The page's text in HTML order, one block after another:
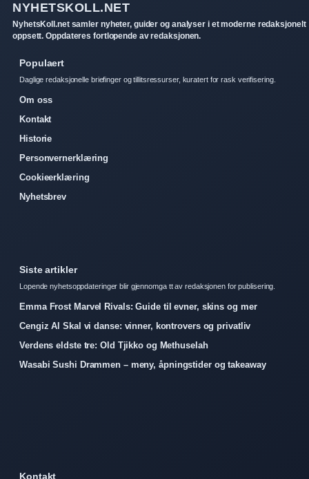
NYHETSKOLL.NET
NyhetsKoll.net samler nyheter, guider og analyser i et moderne redaksjonelt
oppsett. Oppdateres fortlopende av redaksjonen.
Populaert
Daglige redaksjonelle briefinger og tillitsressurser, kuratert for rask verifisering.
Om oss
Kontakt
Historie
Personvernerklæring
Cookieerklæring
Nyhetsbrev
Siste artikler
Lopende nyhetsoppdateringer blir gjennomga tt av redaksjonen for publisering.
Emma Frost Marvel Rivals: Guide til evner, skins og mer
Cengiz Al Skal vi danse: vinner, kontrovers og privatliv
Verdens eldste tre: Old Tjikko og Methuselah
Wasabi Sushi Drammen – meny, åpningstider og takeaway
Kontakt